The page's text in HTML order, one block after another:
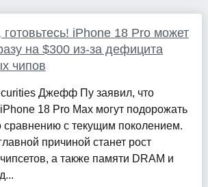
iPhone 18 Pro может
на $300 из-за дефицита
чипов
Джефф Пу заявил, что
18 Pro Max могут подорожать
сравнению с текущим поколением.
причиной станет рост
а также памяти DRAM и